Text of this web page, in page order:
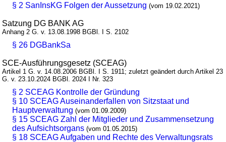
§ 2 SanInsKG Folgen der Aussetzung (vom 19.02.2021)
Satzung DG BANK AG
Anhang 2 G. v. 13.08.1998 BGBl. I S. 2102
§ 26 DGBankSa
SCE-Ausführungsgesetz (SCEAG)
Artikel 1 G. v. 14.08.2006 BGBl. I S. 1911; zuletzt geändert durch Artikel 23
G. v. 23.10.2024 BGBl. 2024 I Nr. 323
§ 2 SCEAG Kontrolle der Gründung
§ 10 SCEAG Auseinanderfallen von Sitzstaat und
Hauptverwaltung (vom 01.09.2009)
§ 15 SCEAG Zahl der Mitglieder und Zusammensetzung
des Aufsichtsorgans (vom 01.05.2015)
§ 18 SCEAG Aufgaben und Rechte des Verwaltungsrats